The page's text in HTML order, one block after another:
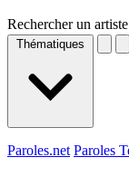
Rechercher un
Thématiques
Paroles.net Paroles